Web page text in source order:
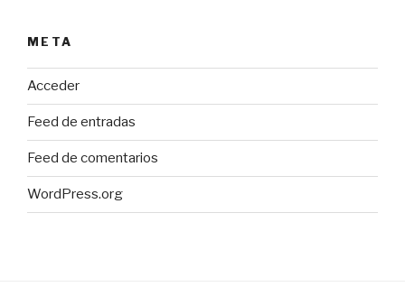
META
Acceder
Feed de entradas
Feed de comentarios
WordPress.org